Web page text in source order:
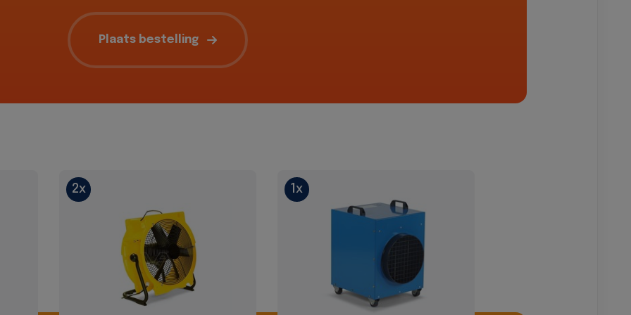
Plaats bestelling
2x 1x